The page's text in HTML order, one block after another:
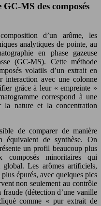
MS des composés
d’un arôme, les
analytiques de pointe, au
en phase gazeuse
(GC-MS). Cette méthode
volatils d’un extrait en
avec une colonne
grâce à leur « empreinte »
correspond à une
la nature et la concentration
de comparer de manière
équivalent de synthèse. On
un profil beaucoup plus
minoritaires qui
Les arômes artificiels,
épurés, avec quelques pics
non seulement au contrôle
(détection d’une vanille
comme « pur extrait de